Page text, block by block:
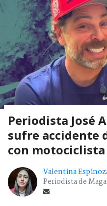
Periodista José
sufre accidente
con motociclista
Valentina
Periodista de